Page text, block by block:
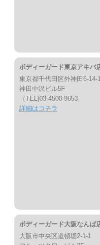
ボディーガード東京アキバ
東京都千代田区外神田6-14-
神田中沢ビル5F
（TEL)03-4500-9653
詳細はコチラ
ボディーガード大阪なんば
大阪市中央区道頓堀2-1-1